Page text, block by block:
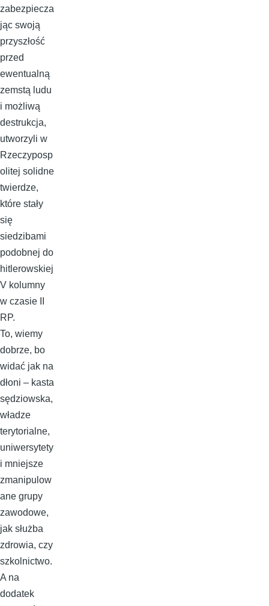
zabezpiecza
jąc swoją
przyszłość
przed
ewentualną
zemstą ludu
i możliwą
destrukcja,
utworzyli w
Rzeczyposp
olitej solidne
twierdze,
które stały
się
siedzibami
podobnej do
hitlerowskiej
V kolumny
w czasie II
RP.
To, wiemy
dobrze, bo
widać jak na
dłoni – kasta
sędziowska,
władze
terytorialne,
uniwersytety
i mniejsze
zmanipulow
ane grupy
zawodowe,
jak służba
zdrowia, czy
szkolnictwo.
A na
dodatek